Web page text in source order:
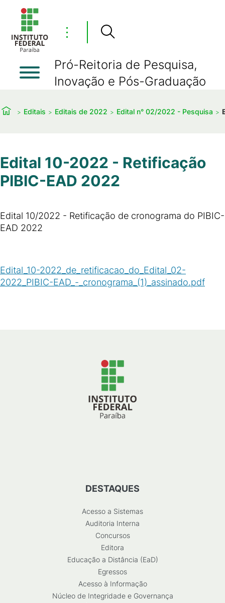
⋮
Pró-Reitoria de Pesquisa,
Inovação e Pós-Graduação
Editais Editais de 2022 Edital n° 02/2022 - Pesquisa
Edital 10-2022 - Retificação
PIBIC-EAD 2022
Edital 10/2022 - Retificação de cronograma do PIBIC-
EAD 2022
Edital_10-2022_de_retificacao_do_Edital_02-
2022_PIBIC-EAD_-_cronograma_(1)_assinado.pdf
DESTAQUES
Acesso a Sistemas
Auditoria Interna
Concursos
Editora
Educação a Distância (EaD)
Egressos
Acesso à Informação
Núcleo de Integridade e Governança